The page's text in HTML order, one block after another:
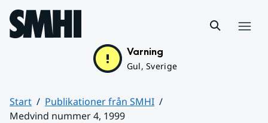
Hoppa till sidans innehåll
Varning
Gul, Sverige
Start
Publikationer från SMHI
Medvind nummer 4, 1999